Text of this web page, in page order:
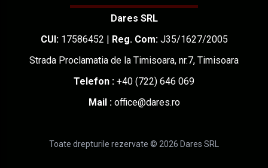
Dares SRL
CUI:17586452 | Reg. Com:J35/1627/2005
Strada Proclamatia de la Timisoara, nr.7, Timisoara
Telefon : +40 (722) 646 069
Mail :office@dares.ro
Toate drepturile rezervate © 2026 Dares SRL